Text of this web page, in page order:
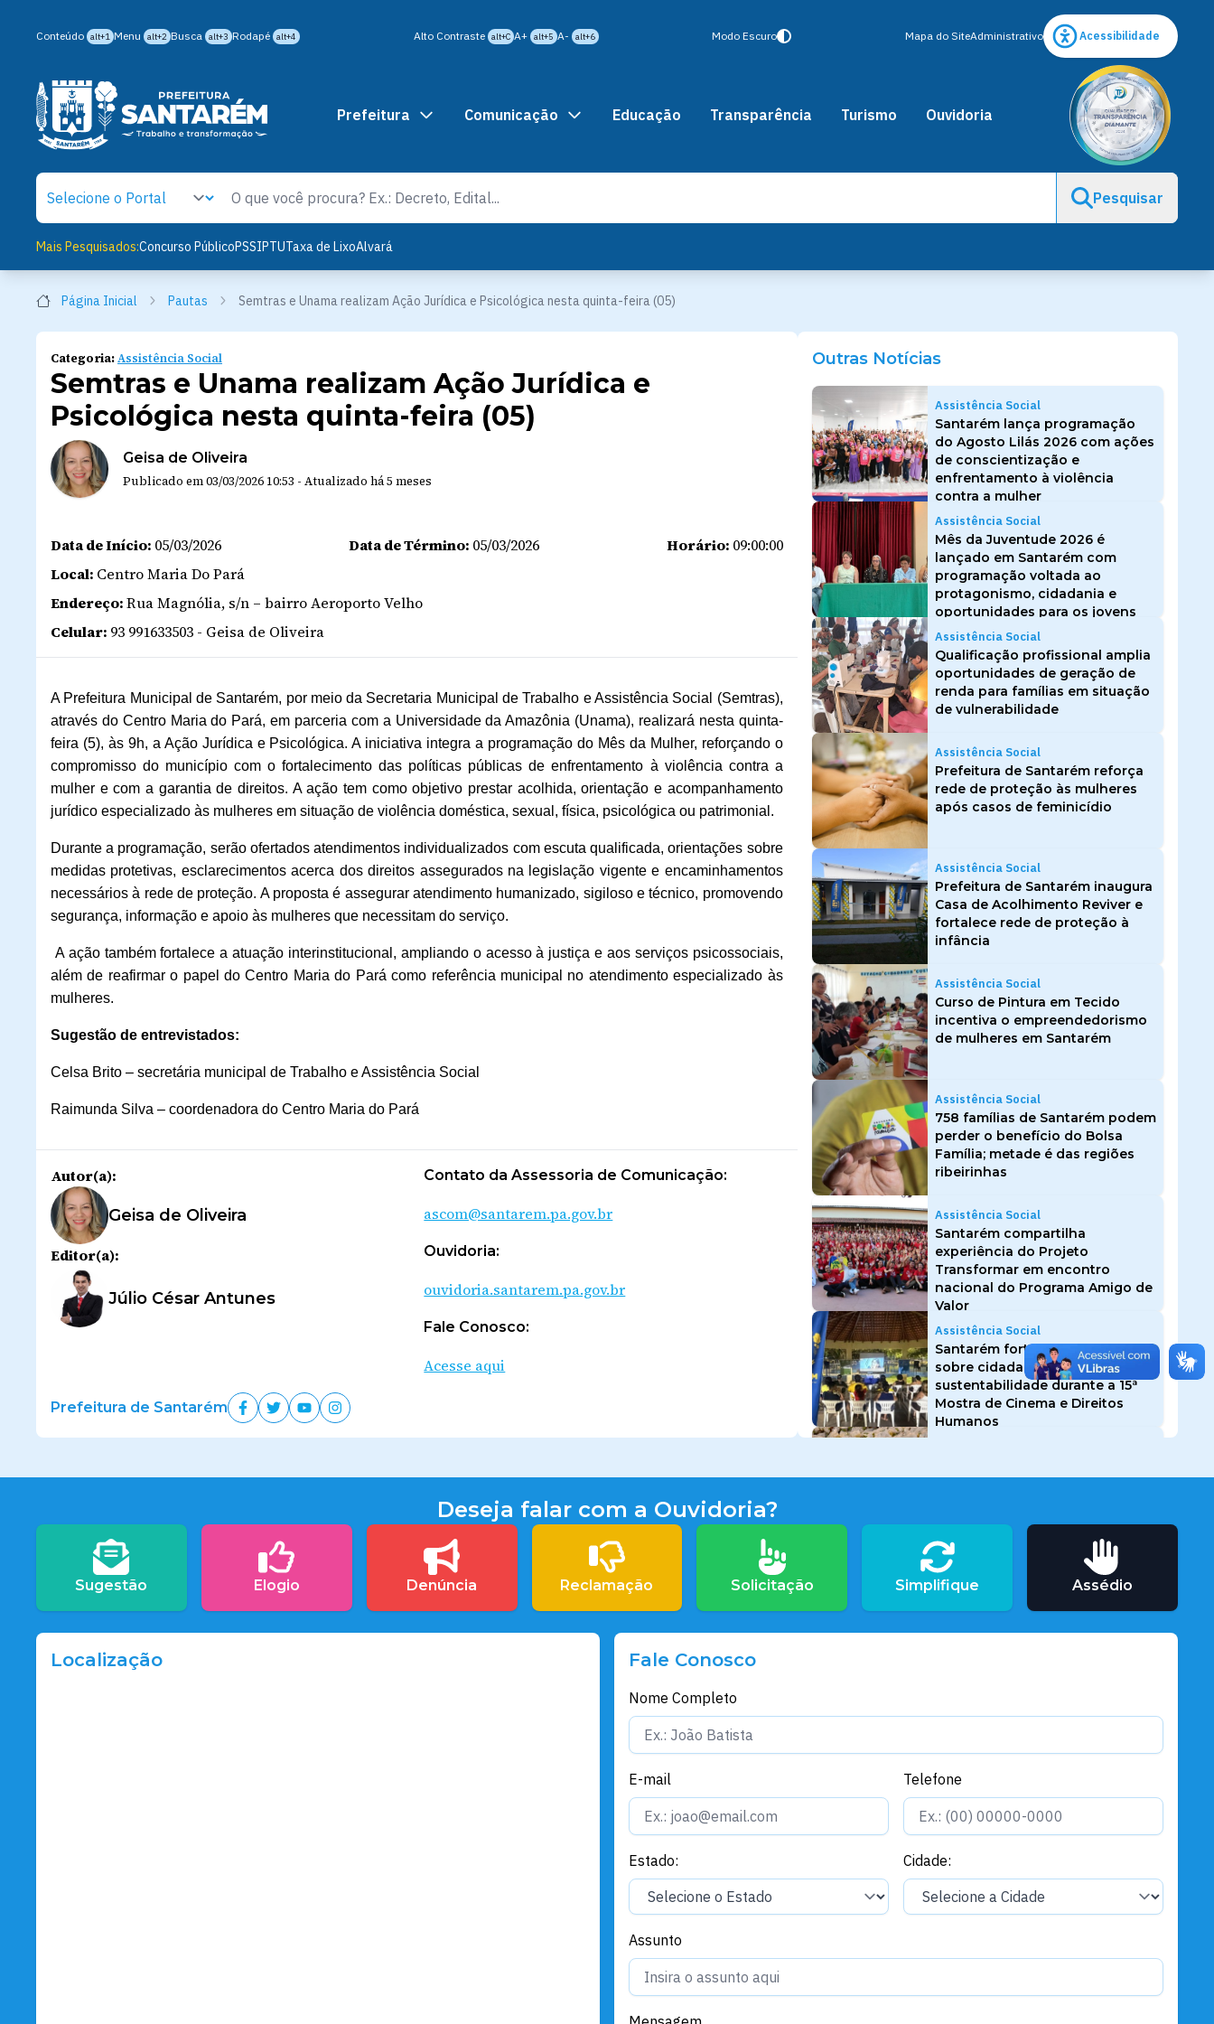
Conteúdo alt+1 Menu alt+2 Busca alt+3 Rodapé alt+4 Alto Contraste alt+C A+ alt+5 A- alt+6 Modo Escuro Mapa do SiteAdministrativo Acessibilidade
Prefeitura Comunicação Educação Transparência Turismo Ouvidoria
Pesquisar
Mais Pesquisados:Concurso PúblicoPSSIPTUTaxa de LixoAlvará
Página Inicial Pautas Semtras e Unama realizam Ação Jurídica e Psicológica nesta quinta-feira (05)
Categoria:Assistência Social
Semtras e Unama realizam Ação Jurídica e
Psicológica nesta quinta-feira (05)
Geisa de Oliveira
Publicado em03/03/2026 10:53 - Atualizado há 5 meses
Data de Início: 05/03/2026 Data de Término: 05/03/2026 Horário: 09:00:00
Local: Centro Maria Do Pará
Endereço:Rua Magnólia, s/n – bairro Aeroporto Velho
Celular: 93 991633503 - Geisa de Oliveira
A Prefeitura Municipal de Santarém, por meio da Secretaria Municipal de Trabalho e Assistência Social (Semtras),
através do Centro Maria do Pará, em parceria com a Universidade da Amazônia (Unama), realizará nesta quinta-
feira (5), às 9h, a Ação Jurídica e Psicológica.A iniciativa integra a programação do Mês da Mulher, reforçando o
compromisso do município com o fortalecimento das políticas públicas de enfrentamento à violência contra a
mulher e com a garantia de direitos. A ação tem como objetivo prestar acolhida, orientação e acompanhamento
jurídico especializado às mulheres em situação de violência doméstica, sexual, física, psicológica ou patrimonial.
Durante a programação, serão ofertados atendimentos individualizados com escuta qualificada, orientações sobre
medidas protetivas, esclarecimentos acerca dos direitos assegurados na legislação vigente e encaminhamentos
necessários à rede de proteção. A proposta é assegurar atendimento humanizado, sigiloso e técnico, promovendo
segurança, informação e apoio às mulheres que necessitam do serviço.
A ação também fortalece a atuação interinstitucional, ampliando o acesso à justiça e aos serviços psicossociais,
além de reafirmar o papel do Centro Maria do Pará como referência municipal no atendimento especializado às
mulheres.
Sugestão de entrevistados:
Celsa Brito – secretária municipal de Trabalho e Assistência Social
Raimunda Silva – coordenadora do Centro Maria do Pará
Autor(a):
Geisa de Oliveira
Editor(a):
Júlio César Antunes
Contato da Assessoria de Comunicação:
ascom@santarem.pa.gov.br
Ouvidoria:
ouvidoria.santarem.pa.gov.br
Fale Conosco:
Acesse aqui
Prefeitura de Santarém
Outras Notícias
Assistência Social
Santarém lança programação
do Agosto Lilás 2026 com ações
de conscientização e
enfrentamento à violência
contra a mulher
Assistência Social
Mês da Juventude 2026 é
lançado em Santarém com
programação voltada ao
protagonismo, cidadania e
oportunidades para os jovens
Assistência Social
Qualificação profissional amplia
oportunidades de geração de
renda para famílias em situação
de vulnerabilidade
Assistência Social
Prefeitura de Santarém reforça
rede de proteção às mulheres
após casos de feminicídio
Assistência Social
Prefeitura de Santarém inaugura
Casa de Acolhimento Reviver e
fortalece rede de proteção à
infância
Assistência Social
Curso de Pintura em Tecido
incentiva o empreendedorismo
de mulheres em Santarém
Assistência Social
758 famílias de Santarém podem
perder o benefício do Bolsa
Família; metade é das regiões
ribeirinhas
Assistência Social
Santarém compartilha
experiência do Projeto
Transformar em encontro
nacional do Programa Amigo de
Valor
Assistência Social
Santarém fortalece debate
sobre cidadania e
sustentabilidade durante a 15ª
Mostra de Cinema e Direitos
Humanos
12 toneladas de alimentos da
Assistência Social
Prefeitura de Santarém divulga
resultado final do PSS da
Semtras para contratação
temporária
preliminar do Processo Seletivo
temporária
Junho Violeta é encerrado com
caminhada de conscientização
Alimenta Cidades e compartilha
nacional
Deseja falar com a Ouvidoria?
Sugestão Elogio Denúncia Reclamação Solicitação Simplifique Assédio
Localização Fale Conosco
Nome Completo
E-mail Telefone
Estado: Cidade:
Assunto